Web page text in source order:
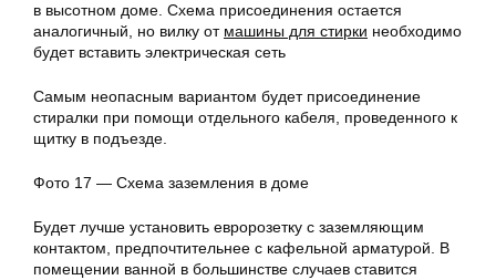
в высотном доме. Схема присоединения остается
аналогичный, но вилку от машины для стирки необходимо
будет вставить электрическая сеть
Самым неопасным вариантом будет присоединение
стиралки при помощи отдельного кабеля, проведенного к
щитку в подъезде.
Фото 17 — Схема заземления в доме
Будет лучше установить евророзетку с заземляющим
контактом, предпочтительнее с кафельной арматурой. В
помещении ванной в большинстве случаев ставится